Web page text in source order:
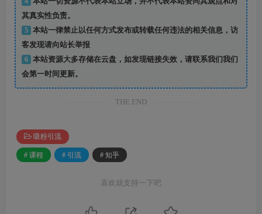
其真实性负责。
5
本站一律禁止以任何方式发布或转载任何违法的相关信息，访
客发现请向站长举报
6
本站资源大多存储在云盘，如发现链接失效，请联系我们我们
会第一时间更新。
THE END
吸粉引流
# 课程 # 引流 # 知乎
喜欢就支持一下吧